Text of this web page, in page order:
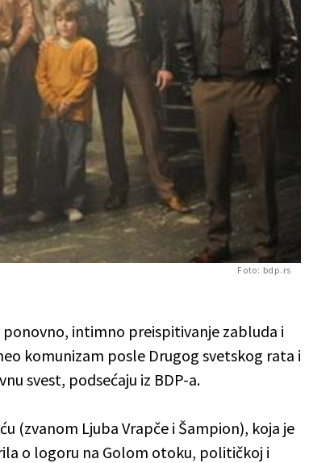
Foto: bdp.rs
intimno preispitivanje zabluda i
komunizam posle Drugog svetskog rata i
svest, podsećaju iz BDP-a.
(zvanom Ljuba Vrapče i Šampion), koja je
o logoru na Golom otoku, političkoj i